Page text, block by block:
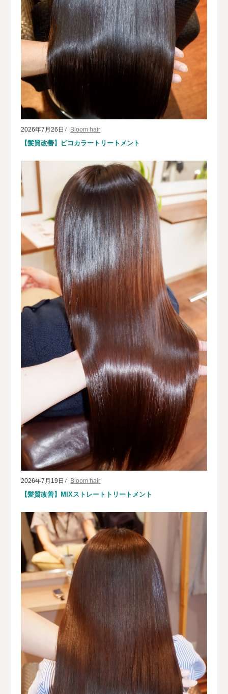
2026年7月26日 Bloom hair
【髪質改善】ピコカラートリートメント
2026年7月19日 Bloom hair
【髪質改善】MIXストレートトリートメント